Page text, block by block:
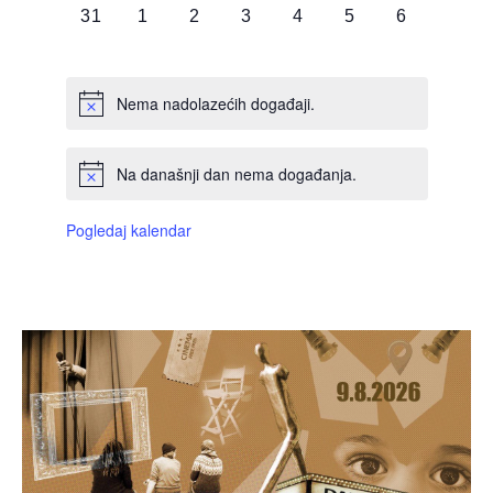
0
31
0
1
0
2
0
3
0
4
0
5
0
6
Nema nadolazećih događaji.
Na današnji dan nema događanja.
Pogledaj kalendar